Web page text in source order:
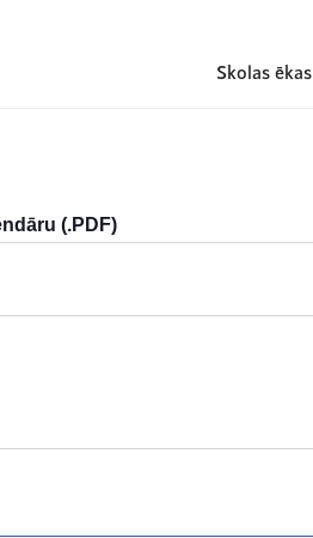
Skolas ēkas
(.PDF)